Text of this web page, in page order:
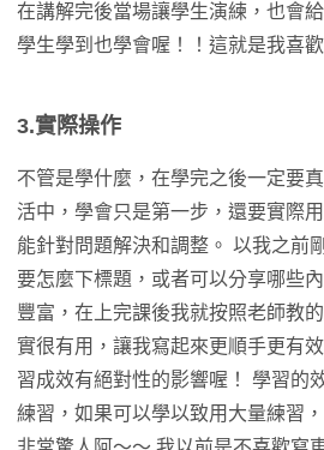
在講解完後當場讓學生演練，也會
學生學到也學會喔！！這就是我喜
3.實際操作
不管是學什麼，在學完之後一定要
活中，學會只是第一步，還要實際
能針對問題解決和調整。 以我之前
要怎麼下標題，或者可以分享哪些
豐富，在上完課後我就按照老師教
實很有用，讓我寫起來更順手更有
習成效有絕對性的影響喔！ 學習的
練習，如果可以學以致用大量練習